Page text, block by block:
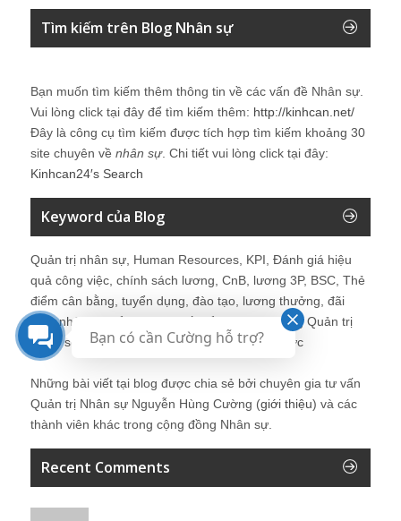
Tìm kiếm trên Blog Nhân sự
Bạn muốn tìm kiếm thêm thông tin về các vấn đề Nhân sự
Vui lòng click tại đây để tìm kiếm thêm: http://kinhcan.net/
Đây là công cụ tìm kiếm được tích hợp tìm kiếm khoảng 30
site chuyên về nhân sự. Chi tiết vui lòng click tại đây:
Kinhcan24′s Search
Keyword của Blog
Quản trị nhân sự, Human Resources, KPI, Đánh giá hiệu
quả công việc, chính sách lương, CnB, lương 3P, BSC, Thẻ
điểm cân bằng, tuyển dụng, đào tạo, lương thưởng, đãi
ngộ, nhân sự, tổ chức, cơ cấu tổ chức, hệ thống Quản trị
Nhân sự, trưởng phòng Nhân sự, tái tạo tổ chức
Những bài viết tại blog được chia sẻ bởi chuyên gia tư vấn
Quản trị Nhân sự Nguyễn Hùng Cường (giới thiệu) và các
thành viên khác trong cộng đồng Nhân sự.
Recent Comments
Bạn có cần Cường hỗ trợ?